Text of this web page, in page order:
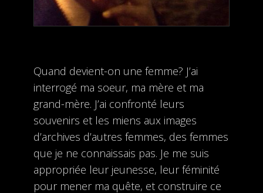
Quand devient-on une femme? J’ai
interrogé ma soeur, ma mère et ma
grand-mère. J’ai confronté leurs
souvenirs et les miens aux images
d’archives d’autres femmes, des femmes
que je ne connaissais pas.​​ Je me suis
appropriée leur jeunesse, leur féminité
pour mener ma quête, et construire ce